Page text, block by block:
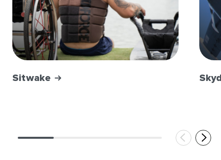
Sitwake